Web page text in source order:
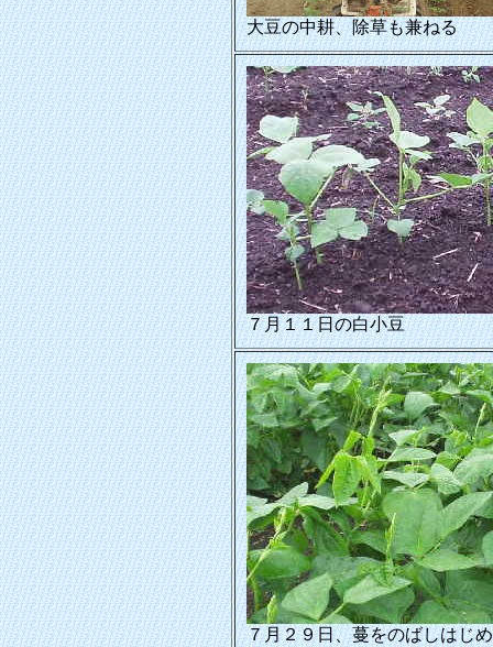
大豆の中耕、除草も兼ねる
７月１１日の白小豆
７月２９日、蔓をのばしはじ